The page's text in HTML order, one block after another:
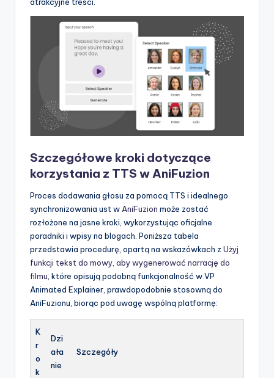
Szczegółowe kroki dotyczące
korzystania z TTS w AniFuzion
Proces dodawania głosu za pomocą TTS i idealnego
synchronizowania ust w AniFuzion może zostać
rozłożone na jasne kroki, wykorzystując oficjalne
poradniki i wpisy na blogach. Poniższa tabela
przedstawia procedurę, opartą na wskazówkach z Użyj
funkcji tekst do mowy, aby wygenerować narrację do
filmu , które opisują podobną funkcjonalność w VP
Animated Explainer, prawdopodobnie stosowną do
AniFuzionu, biorąc pod uwagę wspólną platformę:
K
r
o
k
Dzi
ała
nie
Szczegóły